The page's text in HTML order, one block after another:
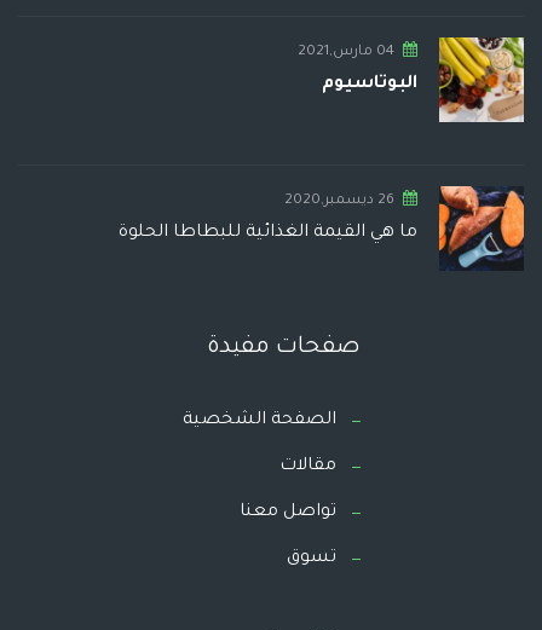
04 مارس,2021
البوتاسيوم
26 ديسمبر,2020
ما هي القيمة الغذائية للبطاطا الحلوة
صفحات مفيدة
الصفحة الشخصية
مقالات
تواصل معنا
تسوق